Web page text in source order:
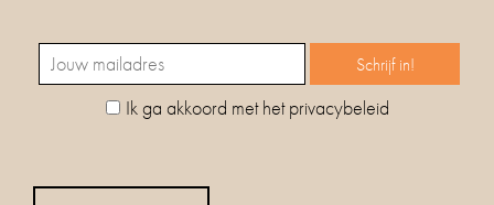
Ik ga akkoord met het privacybeleid